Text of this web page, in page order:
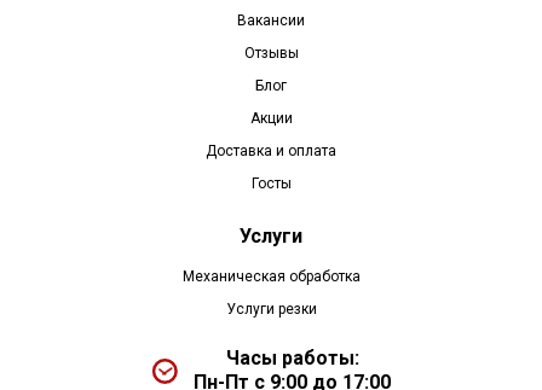
Вакансии
Отзывы
Блог
Акции
Доставка и оплата
Госты
Услуги
Механическая обработка
Услуги резки
Часы работы:
Пн-Пт с 9:00 до 17:00